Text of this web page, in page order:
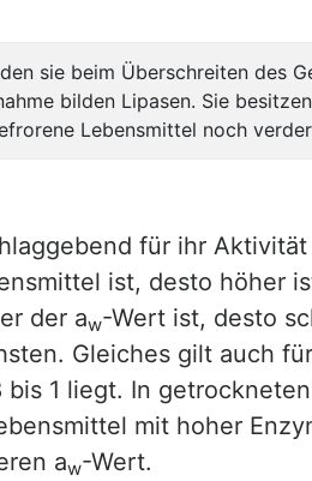
sie beim Überschreiten des
bilden Lipasen. Sie
Lebensmittel noch
für ihr
ist, desto höher
der aw-Wert ist, desto
Gleiches gilt auch
bis 1 liegt. In
mit hoher
aw-Wert.